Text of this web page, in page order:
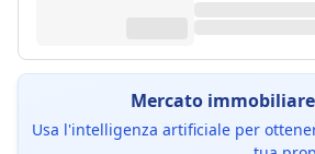
Mercato
Usa l'intelligenza artificiale per